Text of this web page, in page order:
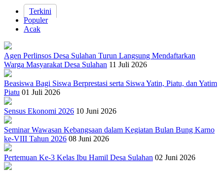
Terkini
Populer
Acak
Agen Perlinsos Desa Sulahan Turun Langsung Mendaftarkan
Warga Masyarakat Desa Sulahan 11 Juli 2026
Beasiswa Bagi Siswa Berprestasi serta Siswa Yatin, Piatu, dan Yatim
Piatu 01 Juli 2026
Sensus Ekonomi 2026 10 Juni 2026
Seminar Wawasan Kebangsaan dalam Kegiatan Bulan Bung Karno
ke-VIII Tahun 2026 08 Juni 2026
Pertemuan Ke-3 Kelas Ibu Hamil Desa Sulahan 02 Juni 2026